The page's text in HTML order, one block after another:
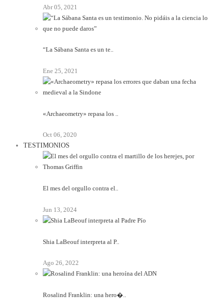
Abr 05, 2021
“La Sábana Santa es un te..
Ene 25, 2021
«Archaeometry» repasa los ..
Oct 06, 2020
TESTIMONIOS
El mes del orgullo contra el..
Jun 13, 2024
Shia LaBeouf interpreta al P..
Ago 26, 2022
Rosalind Franklin: una hero�..